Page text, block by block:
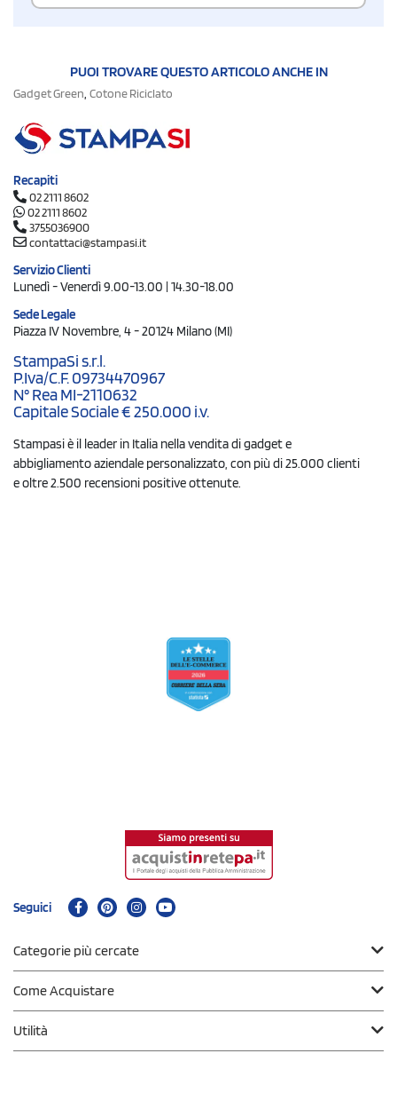
PUOI TROVARE QUESTO ARTICOLO ANCHE IN
Gadget Green, Cotone Riciclato
Recapiti
02 2111 8602
02 2111 8602
3755036900
contattaci@stampasi.it
Servizio Clienti
Lunedì - Venerdì 9.00-13.00 | 14.30-18.00
Sede Legale
Piazza IV Novembre, 4 - 20124 Milano (MI)
StampaSi s.r.l.
P.Iva/C.F. 09734470967
N° Rea MI-2110632
Capitale Sociale € 250.000 i.v.
Stampasi è il leader in Italia nella vendita di gadget e
abbigliamento aziendale personalizzato, con più di 25.000 clienti
e oltre 2.500 recensioni positive ottenute.
Seguici
Categorie più cercate
Come Acquistare
Utilità